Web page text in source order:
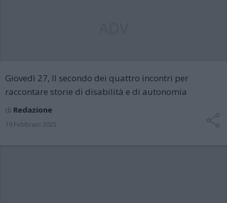
Giovedì 27, Il secondo dei quattro incontri per
raccontare storie di disabilità e di autonomia
di Redazione
19 Febbraio 2025